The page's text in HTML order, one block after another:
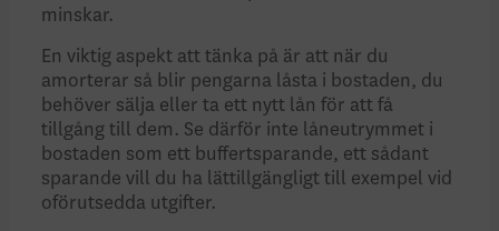
minskar.
En viktig aspekt att tänka på är att när du
amorterar så blir pengarna låsta i bostaden, du
behöver sälja eller ta ett nytt lån för att få
tillgång till dem. Se därför inte låneutrymmet i
bostaden som ett buffertsparande, ett sådant
sparande vill du ha lättillgängligt till exempel vid
oförutsedda utgifter.